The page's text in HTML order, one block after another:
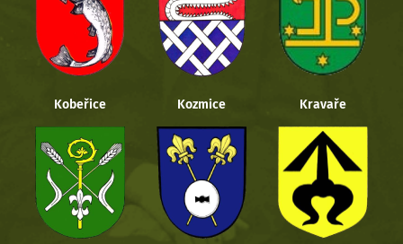
Kobeřice Kozmice Kravaře